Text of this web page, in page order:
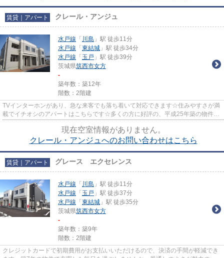
賃貸｜アパート クレール・アンジュ
水戸線 「 川島 」駅 徒歩11分
水戸線 「 東結城 」駅 徒歩34分
水戸線 「 玉戸 」駅 徒歩39分
茨城県筑西市女方
-
築年数：築12年
階数：2階建
TVインターホンがあり、急な来客でも落ち着いて対応できます☆住みやすさが満
載でイチオシのアパートはこちらです☆多くの方に好評の、平成25年築の物件☆
現在空室情報がありません。
クレール・アンジュへのお問い合わせはこちら
賃貸｜アパート グレース エクセレンス
水戸線 「 川島 」駅 徒歩11分
水戸線 「 玉戸 」駅 徒歩37分
水戸線 「 東結城 」駅 徒歩35分
茨城県筑西市女方
-
築年数：築9年
階数：2階建
クレジットカードで初期費用がお支払いいただけるので、決済の手間が軽減でき